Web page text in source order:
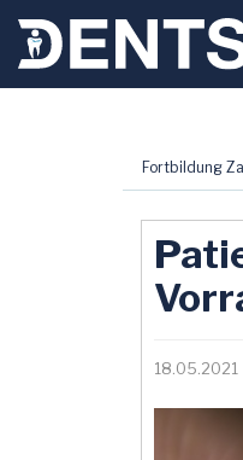
Fortbildung
18.05.2021